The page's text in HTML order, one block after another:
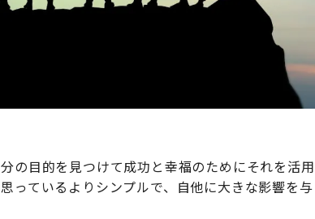
の目的を見つけて成功と幸福のためにそれを活用
っているよりシンプルで、自他に大きな影響を与